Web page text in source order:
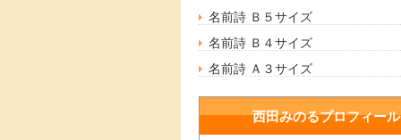
名前詩 Ｂ５サイズ
名前詩 Ｂ４サイズ
名前詩 Ａ３サイズ
西田みのるプロフィール